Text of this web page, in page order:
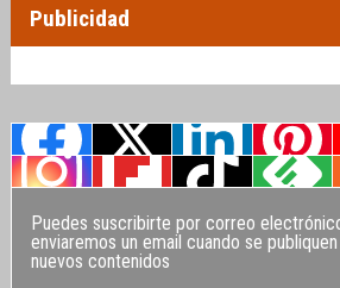
Publicidad
Puedes suscribirte por correo
enviaremos un email cuando se publiquen
nuevos contenidos